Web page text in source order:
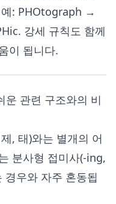
예: PHOtograph →
강세 규칙도 함께
이 됩니다.
운 관련 구조와의 비
, 태)와는 별개의 어
분사형 접미사(-ing,
우와 자주 혼동됩